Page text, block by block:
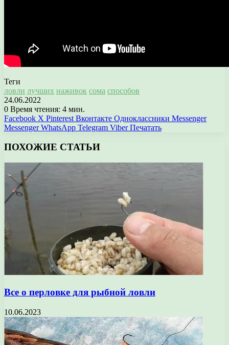
Теги
ловли лучших наживок сома способов
24.06.2022
0 Время чтения: 4 мин.
Facebook X Pinterest Вконтакте Одноклассники Messenger
Messenger WhatsApp Telegram Viber Печатать
ПОХОЖИЕ СТАТЬИ
Все о перловке для рыбной ловли
10.06.2023